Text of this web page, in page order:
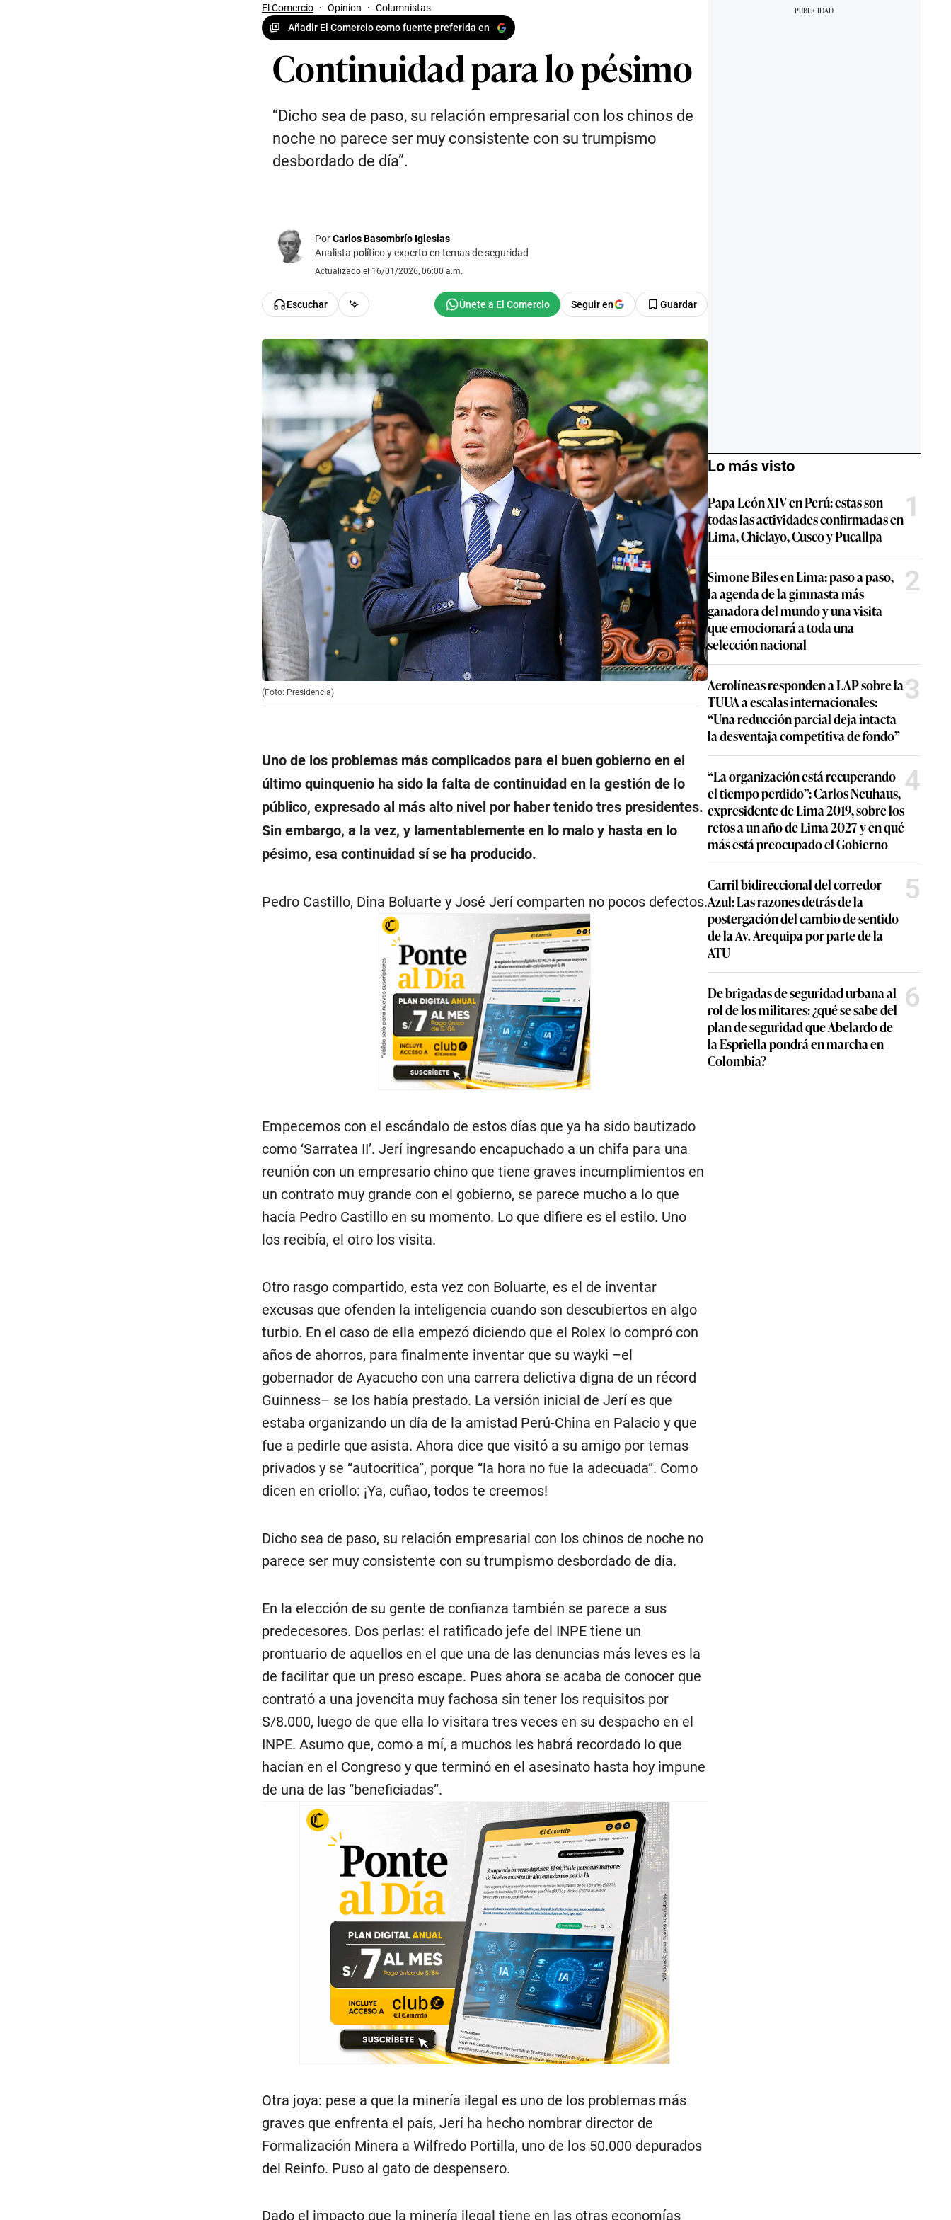
El Comercio · Opinion · Columnistas
Añadir El Comercio como fuente preferida en
Continuidad para lo pésimo
“Dicho sea de paso, su relación empresarial con los chinos de
noche no parece ser muy consistente con su trumpismo
desbordado de día”.
PorCarlos Basombrío Iglesias
Analista político y experto en temas de seguridad
Actualizado el 16/01/2026, 06:00 a.m.
Escuchar Seguir en Guardar
(Foto: Presidencia)
Uno de los problemas más complicados para el buen gobierno en el
último quinquenio ha sido la falta de continuidad en la gestión de lo
público, expresado al más alto nivel por haber tenido tres presidentes.
Sin embargo, a la vez, y lamentablemente en lo malo y hasta en lo
pésimo, esa continuidad sí se ha producido.
Pedro Castillo, Dina Boluarte y José Jerí comparten no pocos defectos.
Empecemos con el escándalo de estos días que ya ha sido bautizado
como ‘Sarratea II’. Jerí ingresando encapuchado a un chifa para una
reunión con un empresario chino que tiene graves incumplimientos en
un contrato muy grande con el gobierno, se parece mucho a lo que
hacía Pedro Castillo en su momento. Lo que difiere es el estilo. Uno
los recibía, el otro los visita.
Otro rasgo compartido, esta vez con Boluarte, es el de inventar
excusas que ofenden la inteligencia cuando son descubiertos en algo
turbio. En el caso de ella empezó diciendo que el Rolex lo compró con
años de ahorros, para finalmente inventar que su wayki –el
gobernador de Ayacucho con una carrera delictiva digna de un récord
Guinness– se los había prestado. La versión inicial de Jerí es que
estaba organizando un día de la amistad Perú-China en Palacio y que
fue a pedirle que asista. Ahora dice que visitó a su amigo por temas
privados y se “autocritica”, porque “la hora no fue la adecuada”. Como
dicen en criollo: ¡Ya, cuñao, todos te creemos!
Dicho sea de paso, su relación empresarial con los chinos de noche no
parece ser muy consistente con su trumpismo desbordado de día.
En la elección de su gente de confianza también se parece a sus
predecesores. Dos perlas: el ratificado jefe del INPE tiene un
prontuario de aquellos en el que una de las denuncias más leves es la
de facilitar que un preso escape. Pues ahora se acaba de conocer que
contrató a una jovencita muy fachosa sin tener los requisitos por
S/8.000, luego de que ella lo visitara tres veces en su despacho en el
INPE. Asumo que, como a mí, a muchos les habrá recordado lo que
hacían en el Congreso y que terminó en el asesinato hasta hoy impune
de una de las “beneficiadas”.
Otra joya: pese a que la minería ilegal es uno de los problemas más
graves que enfrenta el país, Jerí ha hecho nombrar director de
Formalización Minera a Wilfredo Portilla, uno de los 50.000 depurados
del Reinfo. Puso al gato de despensero.
Dado el impacto que la minería ilegal tiene en las otras economías
Lo más visto
Papa León XIV en Perú: estas son
todas las actividades confirmadas en
Lima, Chiclayo, Cusco y Pucallpa
1
Simone Biles en Lima: paso a paso,
la agenda de la gimnasta más
ganadora del mundo y una visita
que emocionará a toda una
selección nacional
2
Aerolíneas responden a LAP sobre la
TUUA a escalas internacionales:
“Una reducción parcial deja intacta
la desventaja competitiva de fondo”
3
“La organización está recuperando
el tiempo perdido”: Carlos Neuhaus,
expresidente de Lima 2019, sobre los
retos a un año de Lima 2027 y en qué
más está preocupado el Gobierno
4
Carril bidireccional del corredor
Azul: Las razones detrás de la
postergación del cambio de sentido
de la Av. Arequipa por parte de la
ATU
5
De brigadas de seguridad urbana al
rol de los militares: ¿qué se sabe del
plan de seguridad que Abelardo de
la Espriella pondrá en marcha en
Colombia?
6